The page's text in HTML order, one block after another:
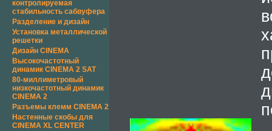
контролируемая
стабильность сабвуфера
Разделение и дизайн
Установка металлической
решетки
Дизайн CINEMA
Высокочастотный
динамик CINEMA 2 SAT
80-миллиметровый
низкочастотный динамик
CINEMA 2
Разъемы клемм CINEMA 2
Настенные скобы для
CINEMA XL CENTER